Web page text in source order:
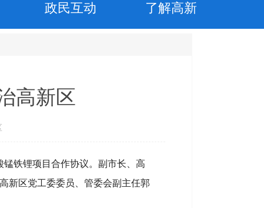
政民互动 了解高新
高新区
铁锂项目合作协议。副市长、高
新区党工委委员、管委会副主任郭